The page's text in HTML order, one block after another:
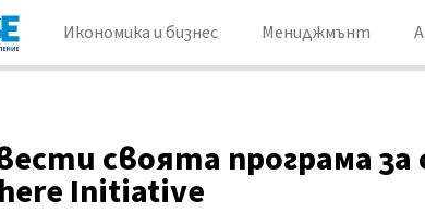
Икономика и бизнес Мениджмънт
своята програма
Initiative